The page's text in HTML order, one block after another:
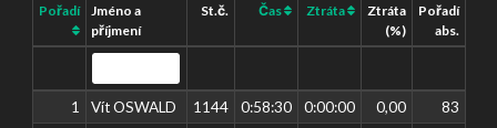
Pořadí
Jméno a
příjmení
St.č. Čas Ztráta
Ztráta
(%)
Pořadí
abs.
1 Vít OSWALD 1144 0:58:30 0:00:00 0,00 83